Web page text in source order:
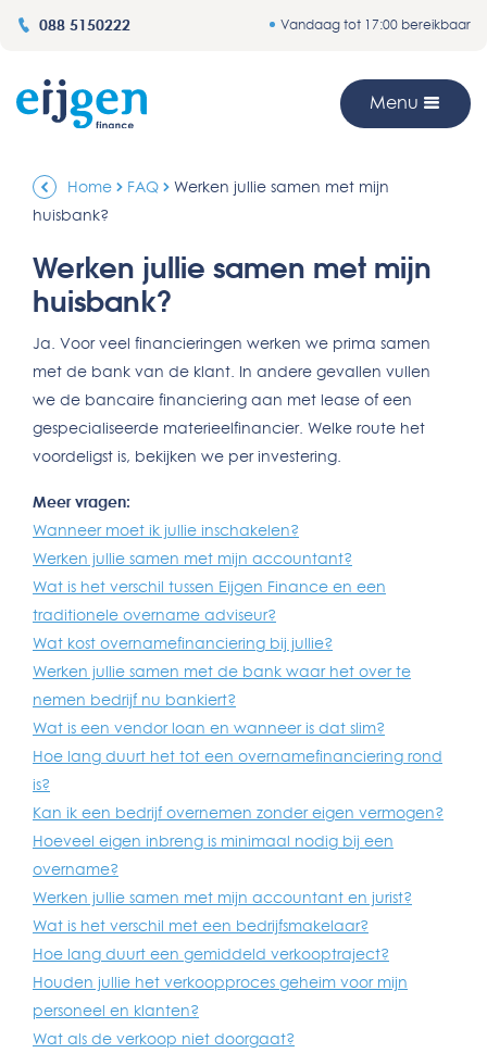
088 5150222 Vandaag tot 17:00 bereikbaar
Menu
Home FAQ
Werken jullie samen met mijn
huisbank?
Werken jullie samen met mijn
huisbank?
Ja. Voor veel financieringen werken we prima samen
met de bank van de klant. In andere gevallen vullen
we de bancaire financiering aan met lease of een
gespecialiseerde materieelfinancier. Welke route het
voordeligst is, bekijken we per investering.
Meer vragen:
Wanneer moet ik jullie inschakelen?
Werken jullie samen met mijn accountant?
Wat is het verschil tussen Eijgen Finance en een
traditionele overname adviseur?
Wat kost overnamefinanciering bij jullie?
Werken jullie samen met de bank waar het over te
nemen bedrijf nu bankiert?
Wat is een vendor loan en wanneer is dat slim?
Hoe lang duurt het tot een overnamefinanciering rond
is?
Kan ik een bedrijf overnemen zonder eigen vermogen?
Hoeveel eigen inbreng is minimaal nodig bij een
overname?
Werken jullie samen met mijn accountant en jurist?
Wat is het verschil met een bedrijfsmakelaar?
Hoe lang duurt een gemiddeld verkooptraject?
Houden jullie het verkoopproces geheim voor mijn
personeel en klanten?
Wat als de verkoop niet doorgaat?